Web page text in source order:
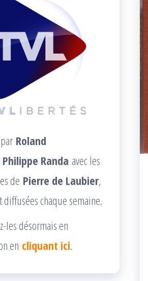
Roland
Philippe Randa avec les
de Pierre de Laubier,
diffusées chaque semaine.
les désormais en
en cliquant ici.